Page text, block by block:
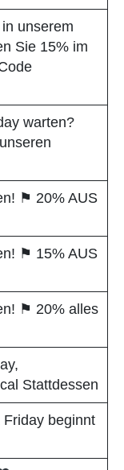
unserem
Sie 15% im
warten?
⚑ 20% AUS
⚑ 15% AUS
⚑ 20% alles
Stattdessen
beginnt